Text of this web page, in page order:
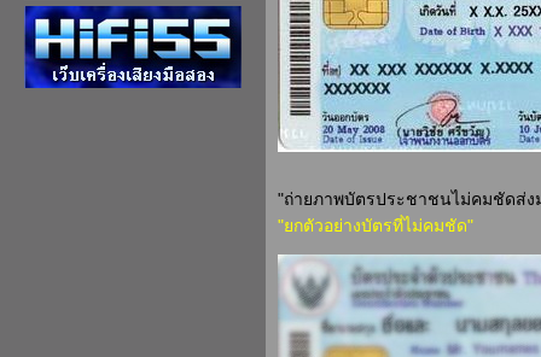
"ถ่ายภาพบัตรประชาชนไม่คมชัดส่ง
"ยกตัวอย่างบัตรที่ไม่คมชัด"